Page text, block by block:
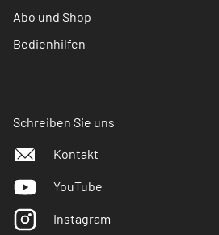
Abo und Shop
Bedienhilfen
Schreiben Sie uns
Kontakt
YouTube
Instagram